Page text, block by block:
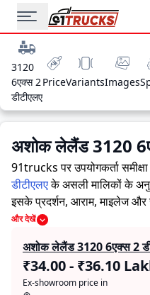
3120
6एक्स 2
डीटीएलए
PriceVariantsImages
अशोक लेलैंड 3120
91trucks पर उपयोगकर्ता समीक्षा
डीटीएलएके असली मालिकों के
इसके प्रदर्शन, आराम, माइलेज
करती हैं।
ट्रक की ताकत और कमजोरियों
प्लेटफ़ॉर्म पर एक विशेष सेक्शन
6एक्स 2 डीटीएलए के साथ अपने
और देखें
अशोक लेलैंड 3120 6एक्स 2
₹34.00 - ₹36.10
Ex-showroom price in